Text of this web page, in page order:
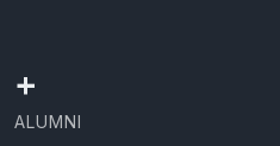
+
ALUMNI